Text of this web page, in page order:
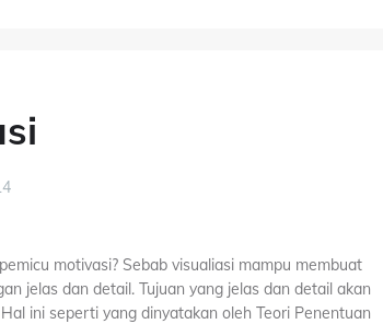
motivasi? Sebab visualiasi mampu membuat
jelas dan detail. Tujuan yang jelas dan detail akan
ini seperti yang dinyatakan oleh Teori Penentuan